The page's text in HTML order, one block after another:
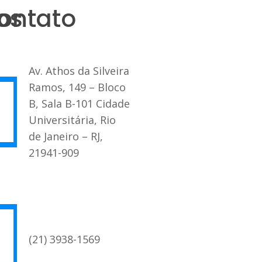
Av. Athos da Silveira
Ramos, 149 – Bloco
B, Sala B-101 Cidade
Universitária, Rio
de Janeiro – RJ,
21941-909
(21) 3938-1569